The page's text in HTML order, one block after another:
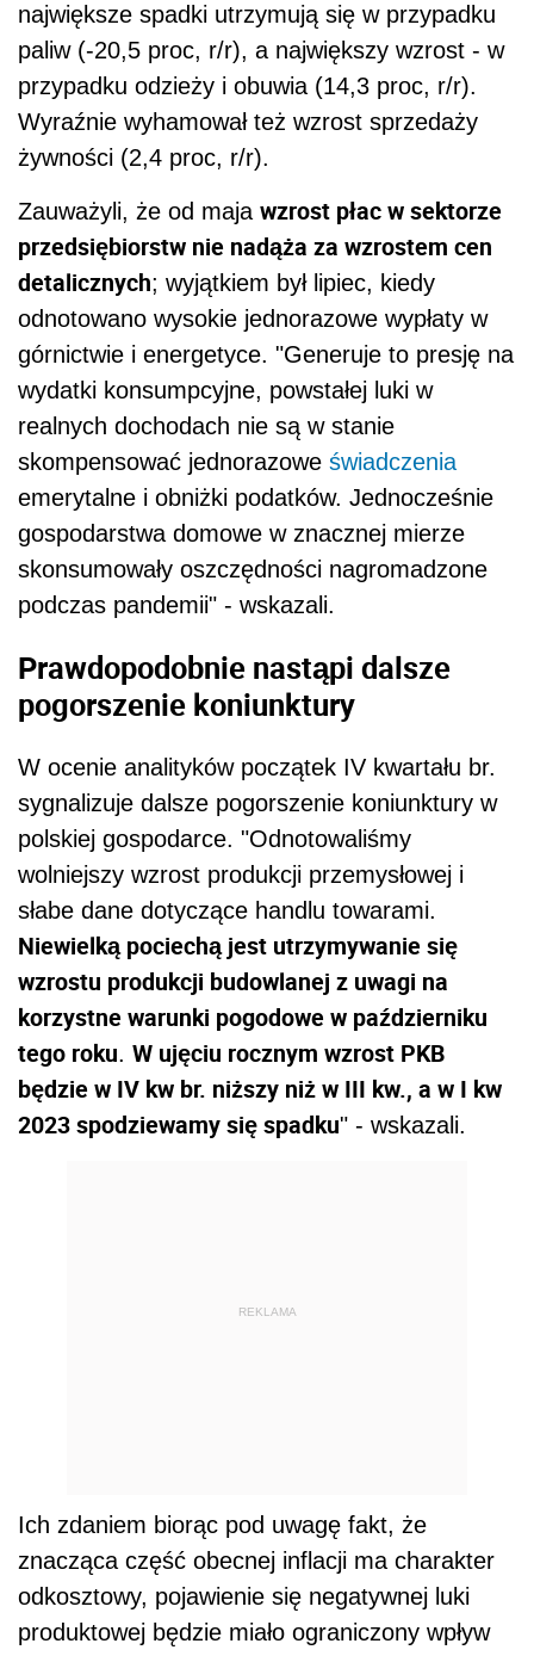
największe spadki utrzymują się w przypadku
paliw (-20,5 proc, r/r), a największy wzrost - w
przypadku odzieży i obuwia (14,3 proc, r/r).
Wyraźnie wyhamował też wzrost sprzedaży
żywności (2,4 proc, r/r).
Zauważyli, że od maja wzrost płac w sektorze
przedsiębiorstw nie nadąża za wzrostem cen
detalicznych; wyjątkiem był lipiec, kiedy
odnotowano wysokie jednorazowe wypłaty w
górnictwie i energetyce. "Generuje to presję na
wydatki konsumpcyjne, powstałej luki w
realnych dochodach nie są w stanie
skompensować jednorazowe świadczenia
emerytalne i obniżki podatków. Jednocześnie
gospodarstwa domowe w znacznej mierze
skonsumowały oszczędności nagromadzone
podczas pandemii" - wskazali.
Prawdopodobnie nastąpi dalsze
pogorszenie koniunktury
W ocenie analityków początek IV kwartału br.
sygnalizuje dalsze pogorszenie koniunktury w
polskiej gospodarce. "Odnotowaliśmy
wolniejszy wzrost produkcji przemysłowej i
słabe dane dotyczące handlu towarami.
Niewielką pociechą jest utrzymywanie się
wzrostu produkcji budowlanej z uwagi na
korzystne warunki pogodowe w październiku
tego roku. W ujęciu rocznym wzrost PKB
będzie w IV kw br. niższy niż w III kw., a w I kw
2023 spodziewamy się spadku" - wskazali.
REKLAMA
Ich zdaniem biorąc pod uwagę fakt, że
znacząca część obecnej inflacji ma charakter
odkosztowy, pojawienie się negatywnej luki
produktowej będzie miało ograniczony wpływ